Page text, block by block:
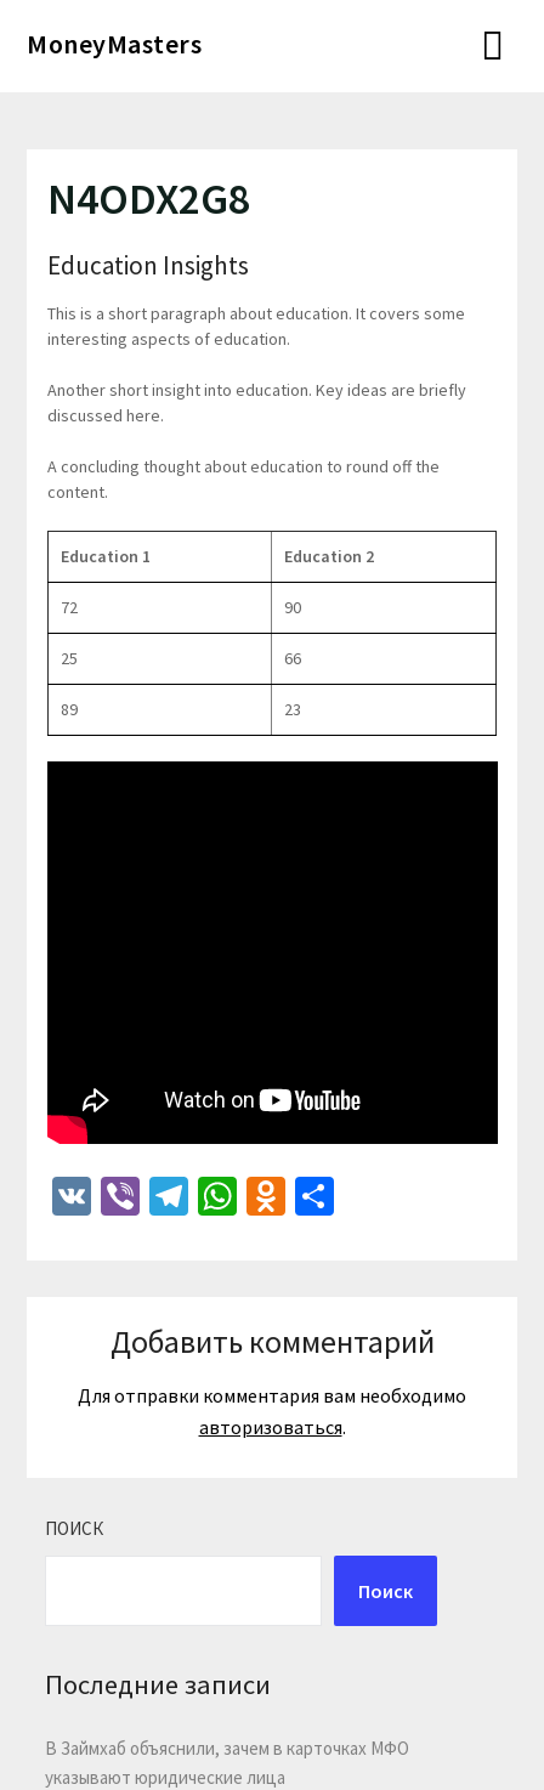
MoneyMasters
N4ODX2G8
Education Insights
This is a short paragraph about education. It covers some
interesting aspects of education.
Another short insight into education. Key ideas are briefly
discussed here.
A concluding thought about education to round off the
content.
Education 1 Education 2
72 90
25 66
89 23
VKViberTelegram
WhatsApp
Odnoklassniki
Отправить
Добавить комментарий
Для отправки комментария вам необходимо
авторизоваться.
ПОИСК
Поиск
Последние записи
В Займхаб объяснили, зачем в карточках МФО
указывают юридические лица